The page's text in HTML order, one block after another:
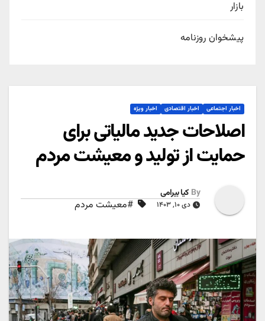
بازار
پیشخوان روزنامه
اخبار اجتماعی اخبار اقتصادی اخبار ویژه
اصلاحات جدید مالیاتی برای
حمایت از تولید و معیشت مردم
By کیا بیرامی
دی ۱۰, ۱۴۰۳ #معیشت مردم